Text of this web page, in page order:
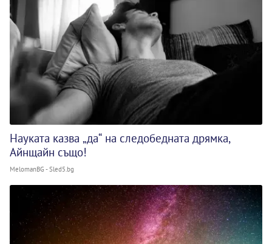
Науката казва „да“ на следобедната дрямка,
Айнщайн също!
MelomanBG - Sled5.bg